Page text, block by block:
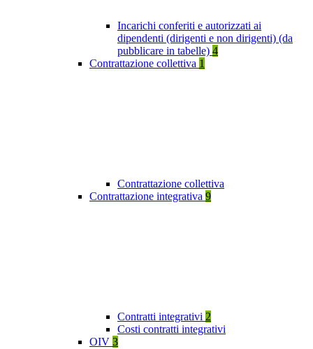
Incarichi conferiti e autorizzati ai
dipendenti (dirigenti e non dirigenti) (da
pubblicare in tabelle) 4
Contrattazione collettiva 1
Contrattazione collettiva
Contrattazione integrativa 9
Contratti integrativi 2
Costi contratti integrativi
OIV 3